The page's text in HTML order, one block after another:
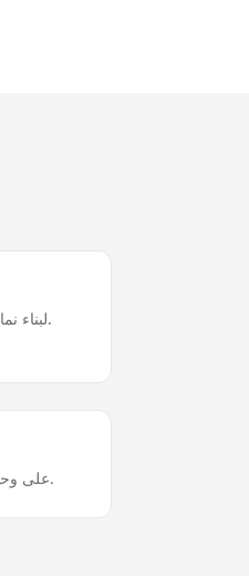
تكامل كامل مع Keras لبناء نماذج عالية المستوى مع المعالجة الرسومية الخلفية.
نشر النماذج إلى الإنتاج مع TensorFlow Serving على وحدة المعالجة الرسومية.